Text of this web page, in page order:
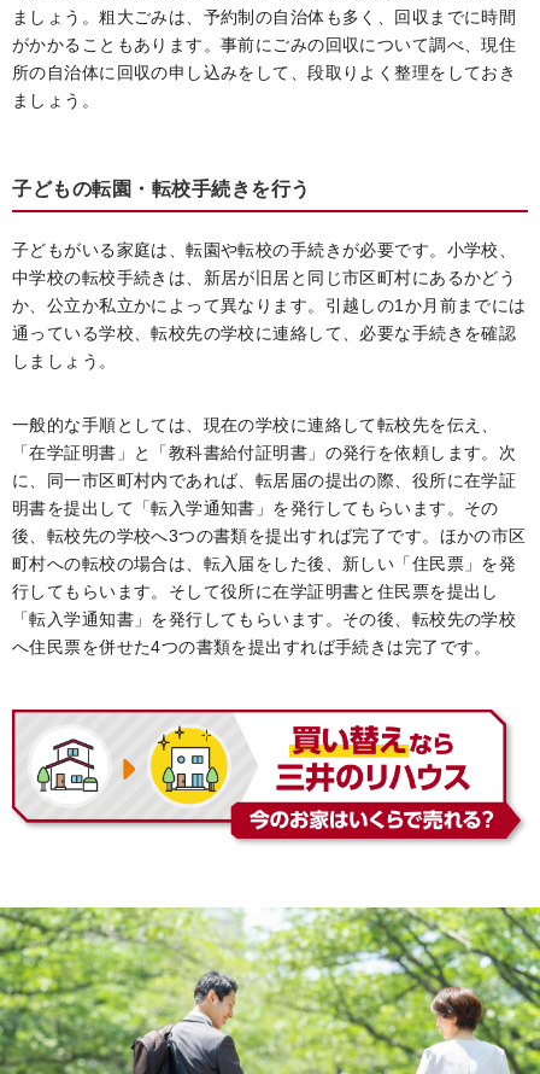
ましょう。粗大ごみは、予約制の自治体も多く、回収までに時間
がかかることもあります。事前にごみの回収について調べ、現住
所の自治体に回収の申し込みをして、段取りよく整理をしておき
ましょう。
子どもの転園・転校手続きを行う
子どもがいる家庭は、転園や転校の手続きが必要です。小学校、
中学校の転校手続きは、新居が旧居と同じ市区町村にあるかどう
か、公立か私立かによって異なります。引越しの1か月前までには
通っている学校、転校先の学校に連絡して、必要な手続きを確認
しましょう。
一般的な手順としては、現在の学校に連絡して転校先を伝え、
「在学証明書」と「教科書給付証明書」の発行を依頼します。次
に、同一市区町村内であれば、転居届の提出の際、役所に在学証
明書を提出して「転入学通知書」を発行してもらいます。その
後、転校先の学校へ3つの書類を提出すれば完了です。ほかの市区
町村への転校の場合は、転入届をした後、新しい「住民票」を発
行してもらいます。そして役所に在学証明書と住民票を提出し
「転入学通知書」を発行してもらいます。その後、転校先の学校
へ住民票を併せた4つの書類を提出すれば手続きは完了です。